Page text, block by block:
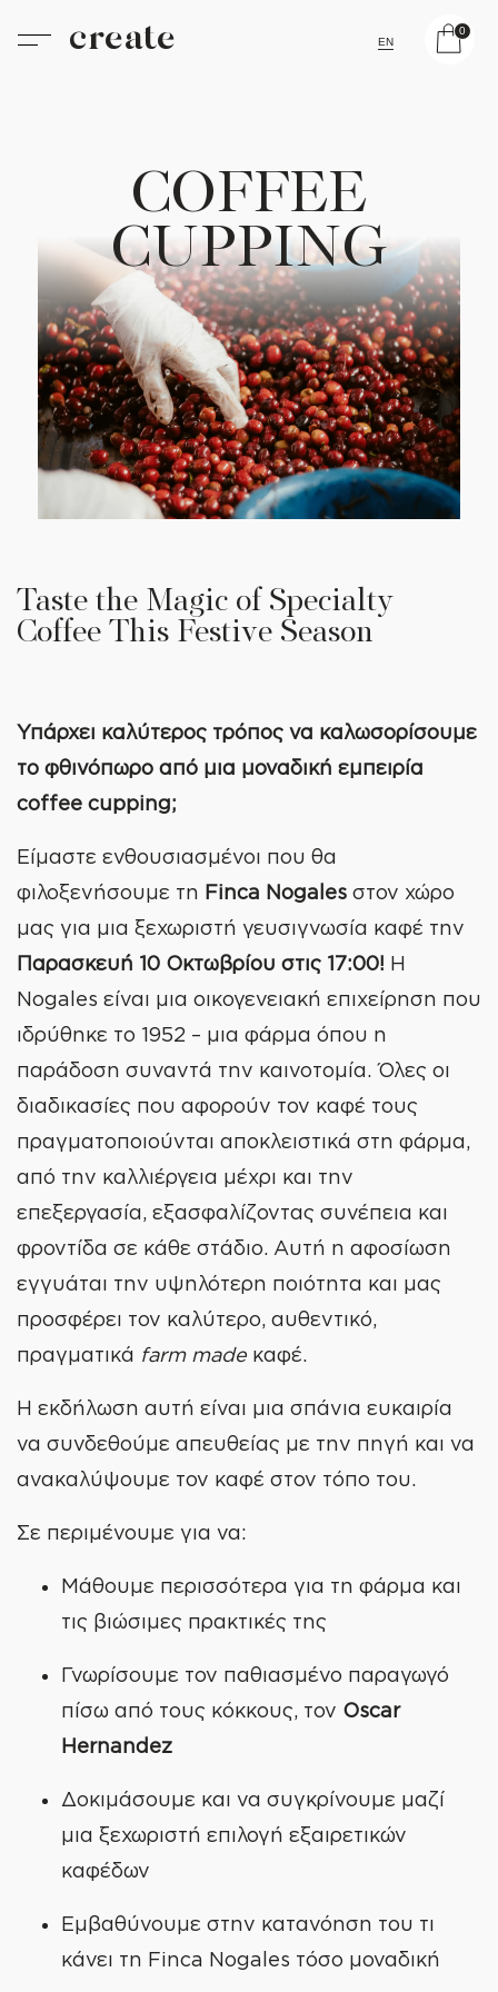
create
0
EN
COFFEE
CUPPING
Taste the Magic of Specialty
Coffee This Festive Season
Υπάρχει καλύτερος τρόπος να καλωσορίσουμε
το φθινόπωρο από μια μοναδική εμπειρία
coffee cupping;
Είμαστε ενθουσιασμένοι που θα
φιλοξενήσουμε τη Finca Nogales στον χώρο
μας για μια ξεχωριστή γευσιγνωσία καφέ την
Παρασκευή 10 Οκτωβρίου στις 17:00! Η
Nogales είναι μια οικογενειακή επιχείρηση που
ιδρύθηκε το 1952 – μια φάρμα όπου η
παράδοση συναντά την καινοτομία. Όλες οι
διαδικασίες που αφορούν τον καφέ τους
πραγματοποιούνται αποκλειστικά στη φάρμα,
από την καλλιέργεια μέχρι και την
επεξεργασία, εξασφαλίζοντας συνέπεια και
φροντίδα σε κάθε στάδιο. Αυτή η αφοσίωση
εγγυάται την υψηλότερη ποιότητα και μας
προσφέρει τον καλύτερο, αυθεντικό,
πραγματικά farm made καφέ.
Η εκδήλωση αυτή είναι μια σπάνια ευκαιρία
να συνδεθούμε απευθείας με την πηγή και να
ανακαλύψουμε τον καφέ στον τόπο του.
Σε περιμένουμε για να:
Μάθουμε περισσότερα για τη φάρμα και
τις βιώσιμες πρακτικές της
Γνωρίσουμε τον παθιασμένο παραγωγό
πίσω από τους κόκκους, τον Oscar
Hernandez
Δοκιμάσουμε και να συγκρίνουμε μαζί
μια ξεχωριστή επιλογή εξαιρετικών
καφέδων
Εμβαθύνουμε στην κατανόηση του τι
κάνει τη Finca Nogales τόσο μοναδική